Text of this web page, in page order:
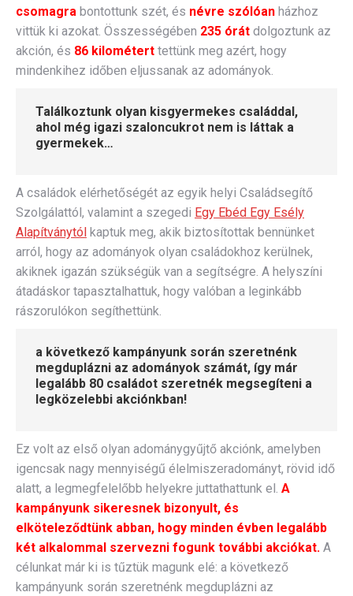
csomagra bontottunk szét, és névre szólóan házhoz
vittük ki azokat. Összességében 235 órát dolgoztunk az
akción, és 86 kilométert tettünk meg azért, hogy
mindenkihez időben eljussanak az adományok.
Találkoztunk olyan kisgyermekes családdal,
ahol még igazi szaloncukrot nem is láttak a
gyermekek…
A családok elérhetőségét az egyik helyi Családsegítő
Szolgálattól, valamint a szegedi Egy Ebéd Egy Esély
Alapítványtól kaptuk meg, akik biztosítottak bennünket
arról, hogy az adományok olyan családokhoz kerülnek,
akiknek igazán szükségük van a segítségre. A helyszíni
átadáskor tapasztalhattuk, hogy valóban a leginkább
rászorulókon segíthettünk.
a következő kampányunk során szeretnénk
megduplázni az adományok számát, így már
legalább 80 családot szeretnék megsegíteni a
legközelebbi akciónkban!
Ez volt az első olyan adománygyűjtő akciónk, amelyben
igencsak nagy mennyiségű élelmiszeradományt, rövid idő
alatt, a legmegfelelőbb helyekre juttathattunk el. A
kampányunk sikeresnek bizonyult, és
elköteleződtünk abban, hogy minden évben legalább
két alkalommal szervezni fogunk további akciókat. A
célunkat már ki is tűztük magunk elé: a következő
kampányunk során szeretnénk megduplázni az